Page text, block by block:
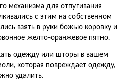
механизма для отпугивания
с этим на собственном
взять в руки божью коровку и
желто-оранжевое пятно.
одежду или шторы в вашем
которая повреждает одежду,
удалить.